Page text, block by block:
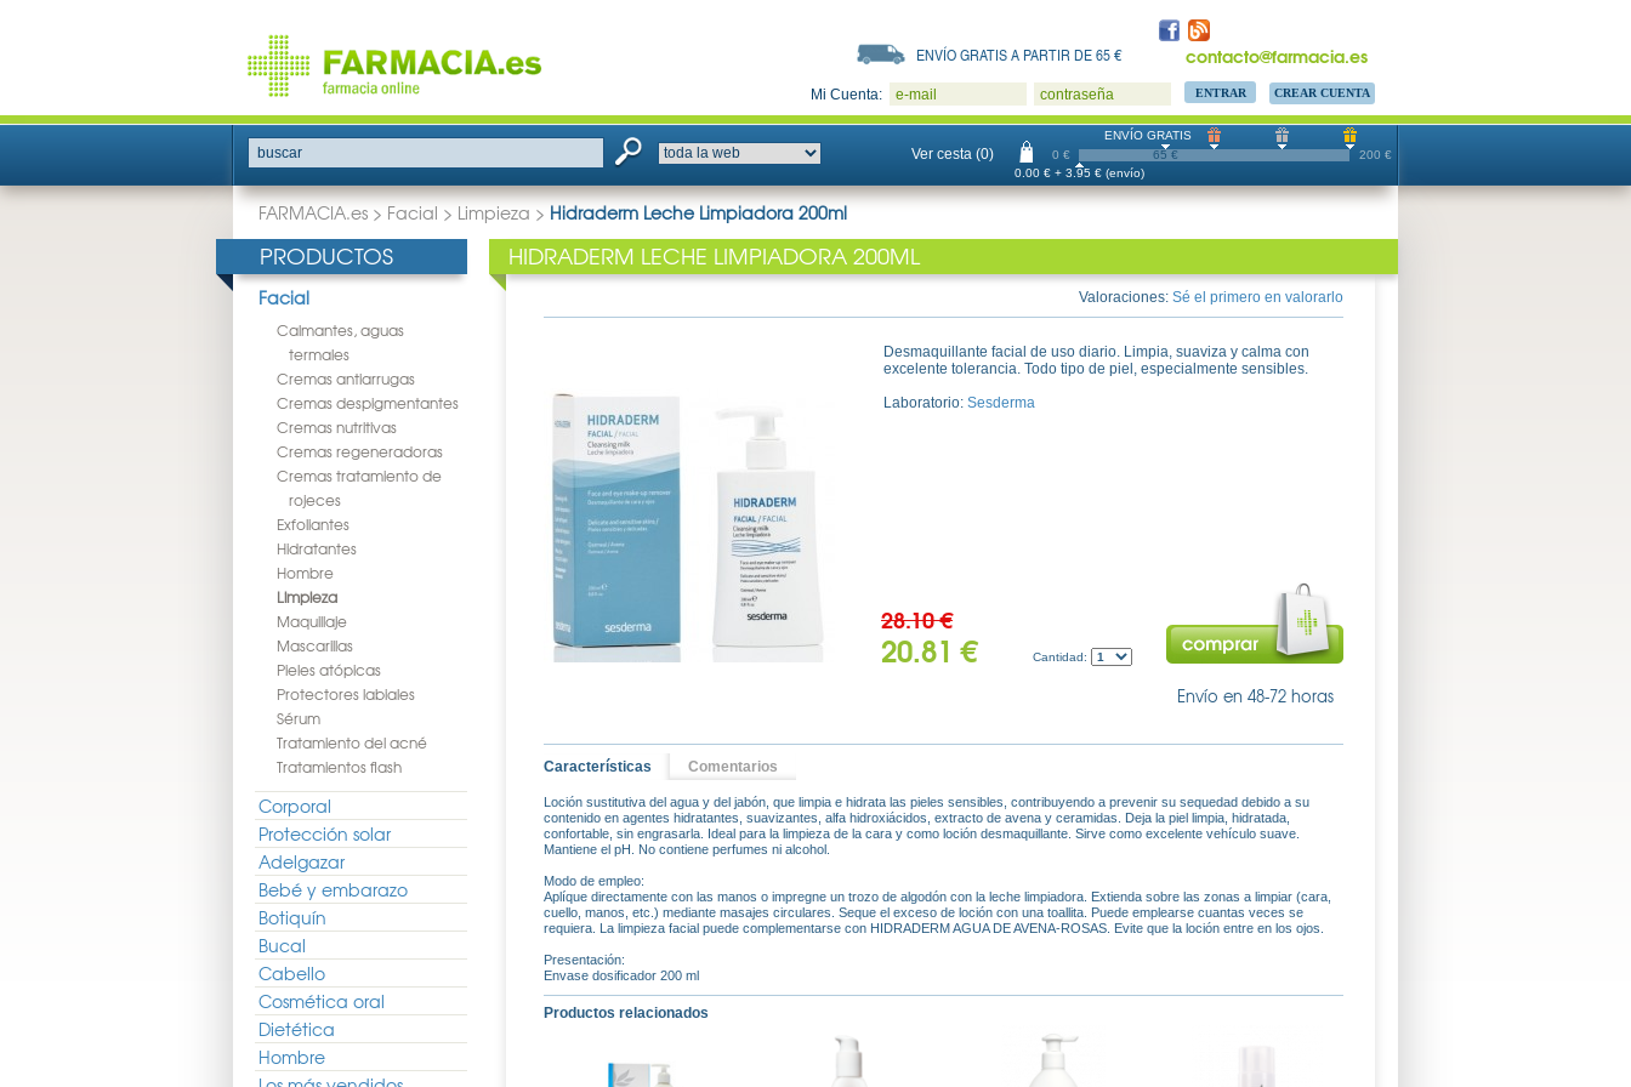
contacto@farmacia.es
ENVÍO GRATIS A PARTIR DE 65 €
Mi Cuenta: e-mail contraseña CREAR CUENTA
buscar Ver cesta (0) 0 € 200 €
ENVÍO GRATIS
65 €
0.00 € + 3.95 € (envío)
FARMACIA.es > Facial > Limpieza > Hidraderm Leche Limpiadora 200ml
PRODUCTOS
Facial
Calmantes, aguas
termales
Cremas antiarrugas
Cremas despigmentantes
Cremas nutritivas
Cremas regeneradoras
Cremas tratamiento de
rojeces
Exfoliantes
Hidratantes
Hombre
Limpieza
Maquillaje
Mascarillas
Pieles atópicas
Protectores labiales
Sérum
Tratamiento del acné
Tratamientos flash
Corporal
Protección solar
Adelgazar
Bebé y embarazo
Botiquín
Bucal
Cabello
Cosmética oral
Dietética
Hombre
HIDRADERM LECHE LIMPIADORA 200ML
Valoraciones: Sé el primero en valorarlo
Desmaquillante facial de uso diario. Limpia, suaviza y calma con
excelente tolerancia. Todo tipo de piel, especialmente sensibles.
Laboratorio: Sesderma
28.10 €
20.81 € Cantidad:
Envío en 48-72 horas
Características Comentarios
Loción sustitutiva del agua y del jabón, que limpia e hidrata las pieles sensibles, contribuyendo a prevenir su sequedad debido a su
contenido en agentes hidratantes, suavizantes, alfa hidroxiácidos, extracto de avena y ceramidas. Deja la piel limpia, hidratada,
confortable, sin engrasarla. Ideal para la limpieza de la cara y como loción desmaquillante. Sirve como excelente vehículo suave.
Mantiene el pH. No contiene perfumes ni alcohol.
Modo de empleo:
Aplíque directamente con las manos o impregne un trozo de algodón con la leche limpiadora. Extienda sobre las zonas a limpiar (cara,
cuello, manos, etc.) mediante masajes circulares. Seque el exceso de loción con una toallita. Puede emplearse cuantas veces se
requiera. La limpieza facial puede complementarse con HIDRADERM AGUA DE AVENA-ROSAS. Evite que la loción entre en los ojos.
Presentación:
Envase dosificador 200 ml
Productos relacionados